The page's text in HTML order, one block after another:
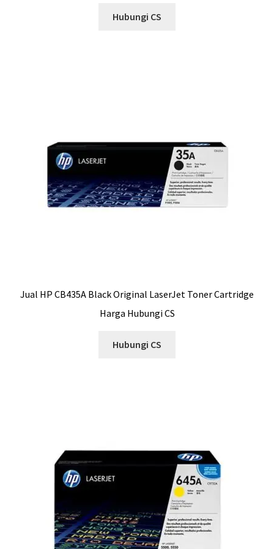
Hubungi CS
Jual HP CB435A Black Original LaserJet Toner Cartridge
Harga Hubungi CS
Hubungi CS